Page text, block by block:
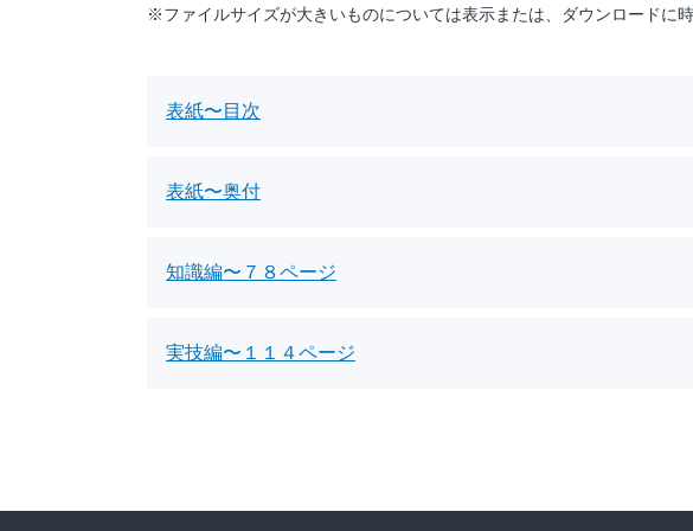
※ファイルサイズが大きいものについては表示または、ダウンロードに
表紙〜目次
表紙〜奥付
知識編〜７８ページ
実技編〜１１４ページ